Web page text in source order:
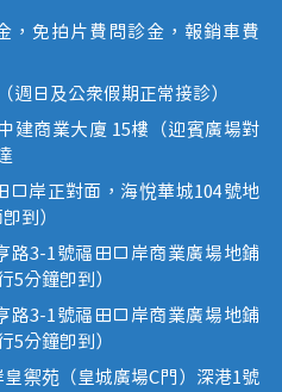
，免拍片費問診金，報銷車費
週日及公眾假期正常接診）
建商業大廈 15樓（迎賓廣場對
口岸正對面，海悅華城104號地
到）
路3-1號福田口岸商業廣場地鋪
5分鐘即到）
路3-1號福田口岸商業廣場地鋪
5分鐘即到）
禦苑（皇城廣場C門）深港1號